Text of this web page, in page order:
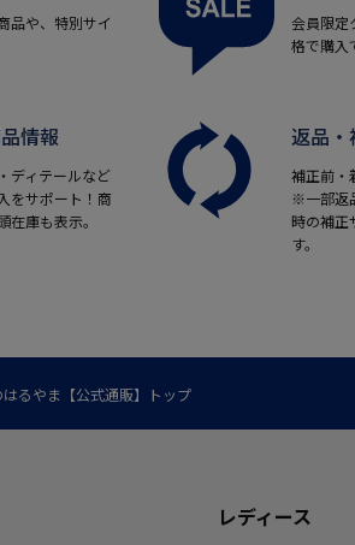
品や、特別サイ
会員限定
格で購入
情報
ディテールなど
をサポート！商
在庫も表示。
返品・
補正前・
※一部返
時の補正
す。
るやま【公式通販】トップ
レディース